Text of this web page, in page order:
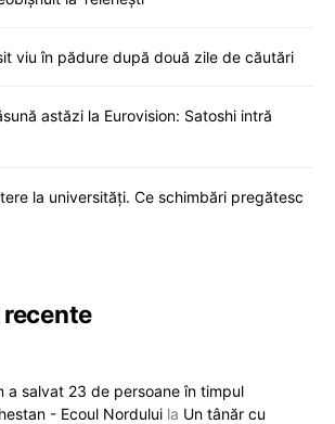
viu în pădure după două zile de căutări
astăzi la Eurovision: Satoshi intră
la universități. Ce schimbări pregătesc
a salvat 23 de persoane în timpul
- Ecoul Nordului la Un tânăr cu